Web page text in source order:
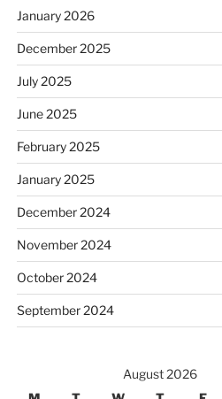
January 2026
December 2025
July 2025
June 2025
February 2025
January 2025
December 2024
November 2024
October 2024
September 2024
August 2026